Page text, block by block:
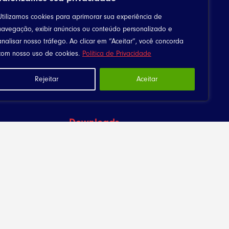
cookies para aprimorar sua experiência de
exibir anúncios ou conteúdo personalizado e
nosso tráfego. Ao clicar em “Aceitar”, você concorda
nosso uso de cookies. Política de Privacidade
Rejeitar Aceitar
Downloads